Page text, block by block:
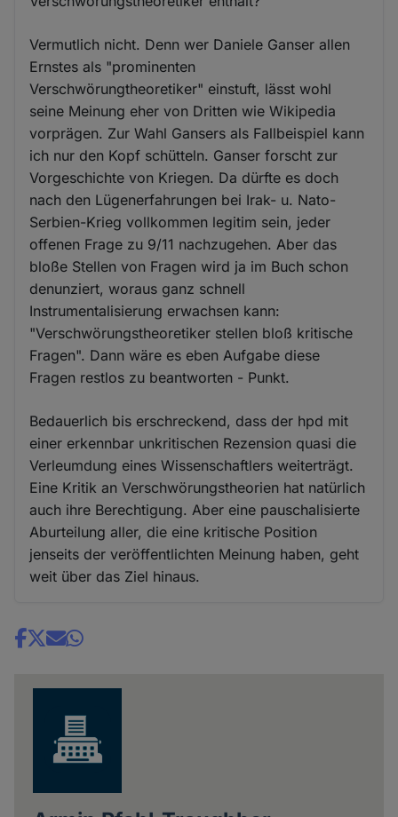
Vermutlich nicht. Denn wer Daniele Ganser allen
Ernstes als "prominenten
Verschwörungtheoretiker" einstuft, lässt wohl
seine Meinung eher von Dritten wie Wikipedia
vorprägen. Zur Wahl Gansers als Fallbeispiel kann
ich nur den Kopf schütteln. Ganser forscht zur
Vorgeschichte von Kriegen. Da dürfte es doch
nach den Lügenerfahrungen bei Irak- u. Nato-
Serbien-Krieg vollkommen legitim sein, jeder
offenen Frage zu 9/11 nachzugehen. Aber das
bloße Stellen von Fragen wird ja im Buch schon
denunziert, woraus ganz schnell
Instrumentalisierung erwachsen kann:
"Verschwörungstheoretiker stellen bloß kritische
Fragen". Dann wäre es eben Aufgabe diese
Fragen restlos zu beantworten - Punkt.
Bedauerlich bis erschreckend, dass der hpd mit
einer erkennbar unkritischen Rezension quasi die
Verleumdung eines Wissenschaftlers weiterträgt.
Eine Kritik an Verschwörungstheorien hat natürlich
auch ihre Berechtigung. Aber eine pauschalisierte
Aburteilung aller, die eine kritische Position
jenseits der veröffentlichten Meinung haben, geht
weit über das Ziel hinaus.
Share